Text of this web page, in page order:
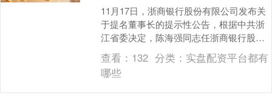
11月17日，浙商银行股份有限公司发布关
于提名董事长的提示性公告，根据中共浙
江省委决定，陈海强同志任浙商银行股份
有限公司党委书记，提名陈海强同志任浙
商银行股份有....
查看： 132 分类： 实盘配资平台都有
哪些